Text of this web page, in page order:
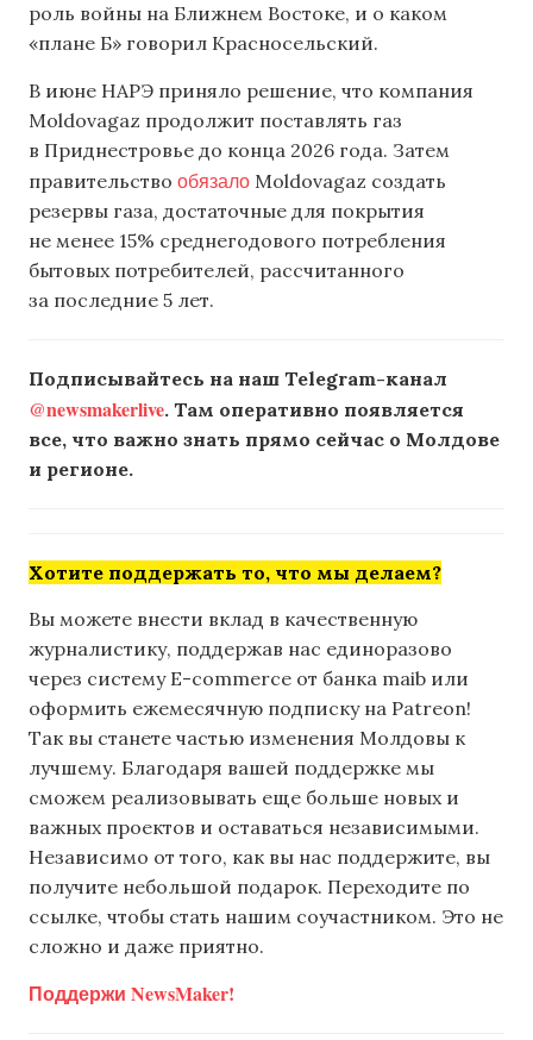
роль войны на Ближнем Востоке, и о каком
«плане Б» говорил Красносельский.
В июне НАРЭ приняло решение, что компания
Moldovagaz продолжит поставлять газ
в Приднестровье до конца 2026 года. Затем
правительство обязало Moldovagaz создать
резервы газа, достаточные для покрытия
не менее 15% среднегодового потребления
бытовых потребителей, рассчитанного
за последние 5 лет.
Подписывайтесь на наш Telegram-канал
@newsmakerlive. Там оперативно появляется
все, что важно знать прямо сейчас о Молдове
и регионе.
Хотите поддержать то, что мы делаем?
Вы можете внести вклад в качественную
журналистику, поддержав нас единоразово
через систему E-commerce от банка maib или
оформить ежемесячную подписку на Patreon!
Так вы станете частью изменения Молдовы к
лучшему. Благодаря вашей поддержке мы
сможем реализовывать еще больше новых и
важных проектов и оставаться независимыми.
Независимо от того, как вы нас поддержите, вы
получите небольшой подарок. Переходите по
ссылке, чтобы стать нашим соучастником. Это не
сложно и даже приятно.
Поддержи NewsMaker!